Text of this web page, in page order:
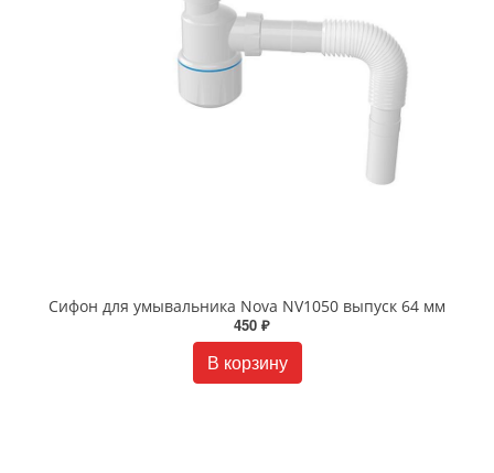
Сифон для умывальника Nova NV1050 выпуск 64 мм
450 ₽
В корзину